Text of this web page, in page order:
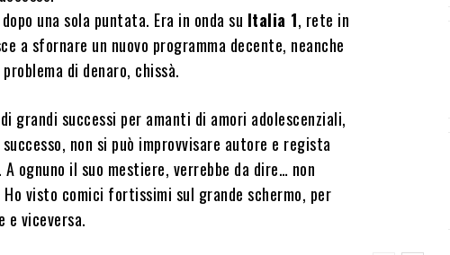
una sola puntata. Era in onda su Italia 1, rete in
a sfornare un nuovo programma decente, neanche
di denaro, chissà.
grandi successi per amanti di amori adolescenziali,
non si può improvvisare autore e regista
ognuno il suo mestiere, verrebbe da dire… non
visto comici fortissimi sul grande schermo, per
viceversa.